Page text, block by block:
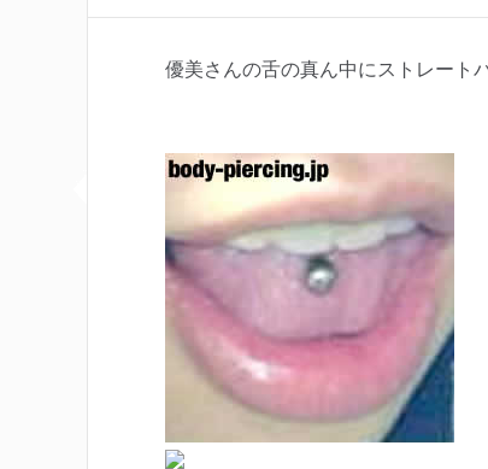
優美さんの舌の真ん中にストレート